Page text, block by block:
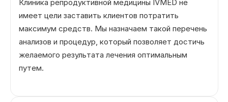
Клиника репродуктивной медицины IVMED не
имеет цели заставить клиентов потратить
максимум средств. Мы назначаем такой перечень
анализов и процедур, который позволяет достичь
желаемого результата лечения оптимальным
путем.